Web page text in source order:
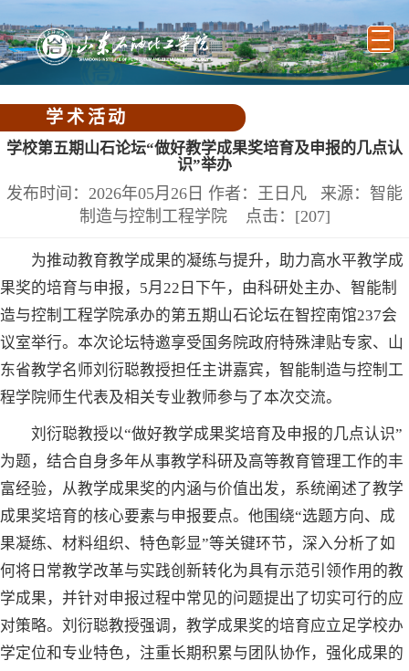
学术活动
学校第五期山石论坛“做好教学成果奖培育及申报的几点认
识”举办
发布时间：2026年05月26日 作者：王日凡 来源：智能
制造与控制工程学院 点击：[207]
为推动教育教学成果的凝练与提升，助力高水平教学成
果奖的培育与申报，5月22日下午，由科研处主办、智能制
造与控制工程学院承办的第五期山石论坛在智控南馆237会
议室举行。本次论坛特邀享受国务院政府特殊津贴专家、山
东省教学名师刘衍聪教授担任主讲嘉宾，智能制造与控制工
程学院师生代表及相关专业教师参与了本次交流。
刘衍聪教授以“做好教学成果奖培育及申报的几点认识”
为题，结合自身多年从事教学科研及高等教育管理工作的丰
富经验，从教学成果奖的内涵与价值出发，系统阐述了教学
成果奖培育的核心要素与申报要点。他围绕“选题方向、成
果凝练、材料组织、特色彰显”等关键环节，深入分析了如
何将日常教学改革与实践创新转化为具有示范引领作用的教
学成果，并针对申报过程中常见的问题提出了切实可行的应
对策略。刘衍聪教授强调，教学成果奖的培育应立足学校办
学定位和专业特色，注重长期积累与团队协作，强化成果的